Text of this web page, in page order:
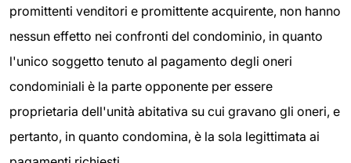
promittenti venditori e promittente acquirente, non hanno
nessun effetto nei confronti del condominio, in quanto
l'unico soggetto tenuto al pagamento degli oneri
condominiali è la parte opponente per essere
proprietaria dell'unità abitativa su cui gravano gli oneri, e
pertanto, in quanto condomina, è la sola legittimata ai